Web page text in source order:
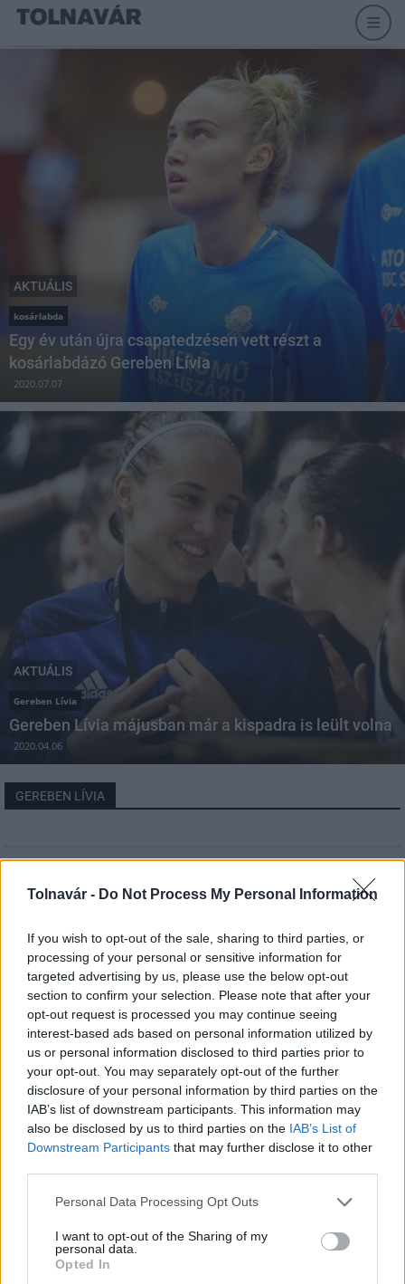
Tolnavár - Do Not Process My Personal Information
If you wish to opt-out of the sale, sharing to third parties, or
processing of your personal or sensitive information for
targeted advertising by us, please use the below opt-out
section to confirm your selection. Please note that after your
opt-out request is processed you may continue seeing
interest-based ads based on personal information utilized by
us or personal information disclosed to third parties prior to
your opt-out. You may separately opt-out of the further
disclosure of your personal information by third parties on the
IAB’s list of downstream participants. This information may
also be disclosed by us to third parties on the IAB’s List of
Downstream Participants that may further disclose it to other
Please note that this website/app uses one or more Google
not limited to your visit or usage behaviour. You may click to
grant or deny consent to Google and its third-party tags to
use your data for below specified purposes in below Google
Personal Data Processing Opt Outs
I want to opt-out of the Sharing of my
personal data.
Opted In
AKTUÁLIS
kosárlabda
Egy év után újra csapatedzésen vett részt a
kosárlabdázó Gereben Lívia
2020.07.07
AKTUÁLIS
Gereben Lívia
Gereben Lívia májusban már a kispadra is leült volna
2020.04.06
GEREBEN LÍVIA
Név
E-mail cím
Feliratkozom a hírlevélre és elfogadom azadatvédelmi
szabályzatot!
FELIRATKOZÁS
MEGÉRKEZETT AZ ESŐ A DUNA
VÍZGYŰJTŐJÉRE